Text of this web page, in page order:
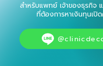
สำหรับแพทย์ เจ้าของธุรกิจ
ที่ต้องการหาเงินทุนเปิ